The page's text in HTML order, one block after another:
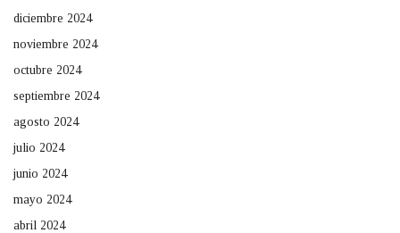
diciembre 2024
noviembre 2024
octubre 2024
septiembre 2024
agosto 2024
julio 2024
junio 2024
mayo 2024
abril 2024